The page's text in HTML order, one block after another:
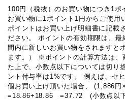
100円（税抜）のお買い物につき1
お買い物に1ポイント1円からご使用
ポイントはお買い上げ明細書に記載
ださい。 ポイントの有効期限は、
間内に新しいお買い物をされますと
ます。） ※ポイントの計算方法は、
た上で、小数点以下については切り
ント付与率は1%です。 例えば、セ
個お買い上げ頂いた場合、 (1,886
=18.86+18.86 =37.72 (小数点以